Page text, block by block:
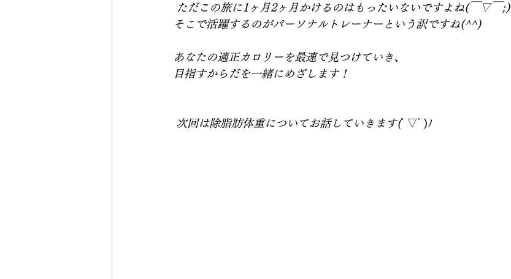
ただこの旅に1ヶ月2ヶ月かけるのはもったいないですよね(￣▽￣;)
そこで活躍するのがパーソナルトレーナーという訳ですね(^^)
あなたの適正カロリーを最速で見つけていき、
目指すからだを一緒にめざします！
次回は除脂肪体重についてお話していきます(ﾟ▽ﾟ)ﾉ